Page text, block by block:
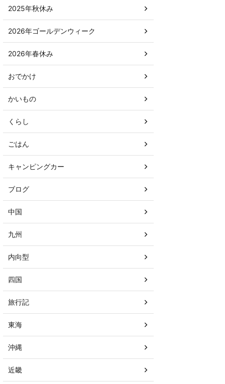
2025年秋休み
2026年ゴールデンウィーク
2026年春休み
おでかけ
かいもの
くらし
ごはん
キャンピングカー
ブログ
中国
九州
内向型
四国
旅行記
東海
沖縄
近畿